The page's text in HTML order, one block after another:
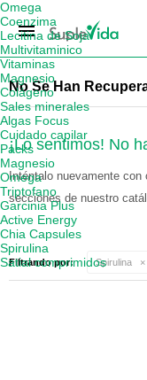
menu
No Se Han
¡Lo sentimos! No
Inténtalo nuevamente
secciones de nuestro
Filtrando por: Spirulina
Omega
Coenzima
Lecitina de Soja
Multivitaminico
Vitaminas
Magnesio
Colágeno
Sales minerales
Algas Focus
Cuidado capilar
Packs
Magnesio
Omega
Triptofano
Garcinia Plus
Active Energy
Chia Capsules
Spirulina
Satial comprimidos